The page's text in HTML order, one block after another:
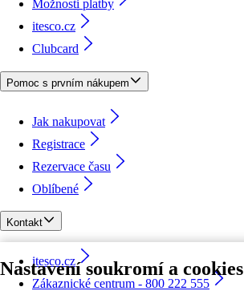
Nastavení soukromí a cookies
Možnosti platby
itesco.cz
Clubcard
Pomoc s prvním nákupem
Jak nakupovat
Registrace
Rezervace času
Oblíbené
Kontakt
itesco.cz
Zákaznické centrum - 800 222 555